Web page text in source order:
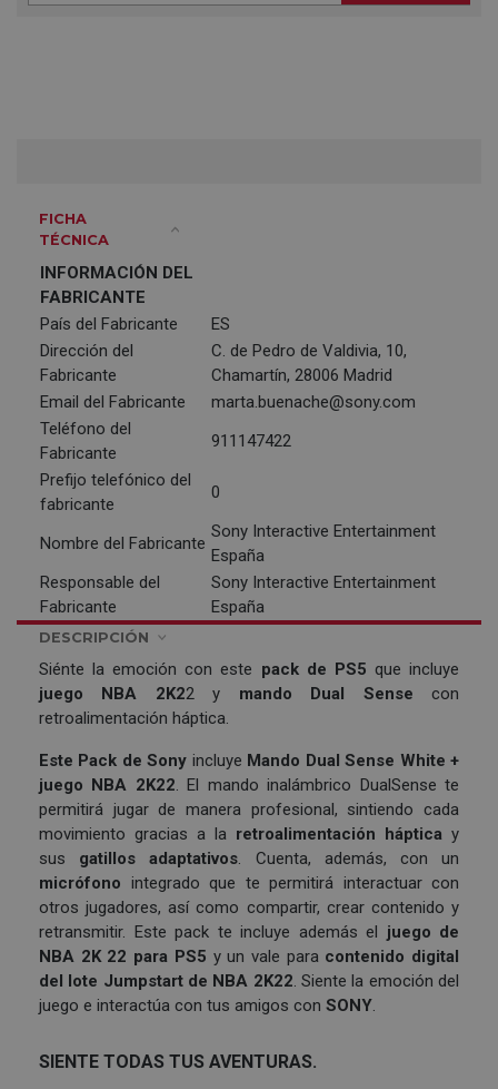
FICHA
TÉCNICA
INFORMACIÓN DEL
FABRICANTE
País del Fabricante
ES
Dirección del
Fabricante
C. de Pedro de Valdivia, 10,
Chamartín, 28006 Madrid
Email del Fabricante
marta.buenache@sony.com
Teléfono del
Fabricante
911147422
Prefijo telefónico del
fabricante
0
Nombre del Fabricante
Sony Interactive Entertainment
España
Responsable del
Fabricante
Sony Interactive Entertainment
España
DESCRIPCIÓN
Siénte la emoción con este pack de PS5 que incluye
juego NBA 2K22 y mando Dual Sense con
retroalimentación háptica.
Este Pack de Sony incluye Mando Dual Sense White +
juego NBA 2K22. El mando inalámbrico DualSense te
permitirá jugar de manera profesional, sintiendo cada
movimiento gracias a la retroalimentación háptica y
sus gatillos adaptativos. Cuenta, además, con un
micrófono integrado que te permitirá interactuar con
otros jugadores, así como compartir, crear contenido y
retransmitir. Este pack te incluye además el juego de
NBA 2K 22 para PS5 y un vale para contenido digital
del lote Jumpstart de NBA 2K22. Siente la emoción del
juego e interactúa con tus amigos con SONY.
SIENTE TODAS TUS AVENTURAS.